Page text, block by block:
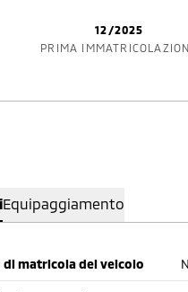
12/2025
PRIMA
Equipaggiamento
di matricola del veicolo